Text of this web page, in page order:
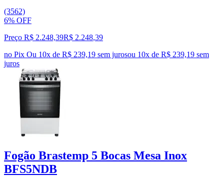
(3562)
6% OFF
Preço R$ 2.248,39R$ 2.248,39
no Pix Ou 10x de R$ 239,19 sem jurosou 10x de R$ 239,19 sem
juros
Fogão Brastemp 5 Bocas Mesa Inox
BFS5NDB